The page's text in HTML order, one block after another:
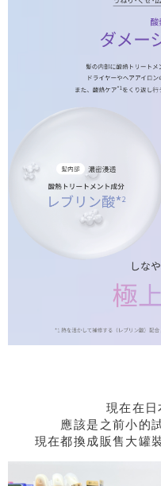
現在在日
應該是之前小的
現在都換成販售大罐